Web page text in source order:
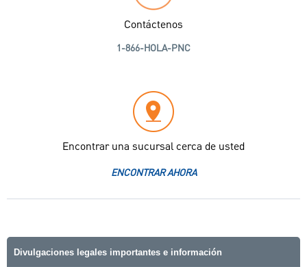
Contáctenos
1-866-HOLA-PNC
Encontrar una sucursal cerca de usted
ENCONTRAR AHORA
Divulgaciones legales importantes e información